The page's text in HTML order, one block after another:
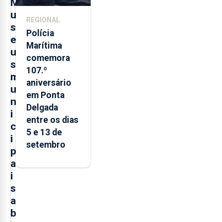
u
s
e
u
s
m
u
n
i
c
i
p
a
i
s
a
b
REGIONAL
Polícia
Marítima
comemora
107.º
aniversário
em Ponta
Delgada
entre os dias
5 e 13 de
setembro